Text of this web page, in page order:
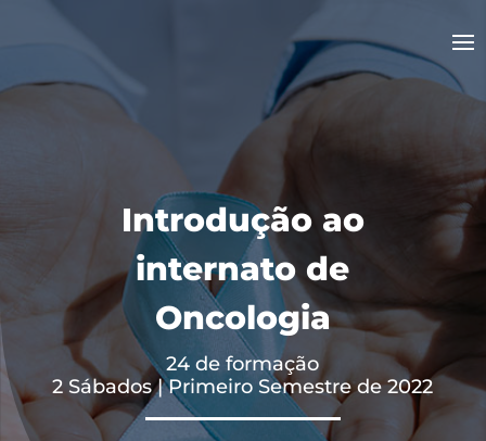
Introdução ao
internato de
Oncologia
24 de formação
2 Sábados | Primeiro Semestre de 2022